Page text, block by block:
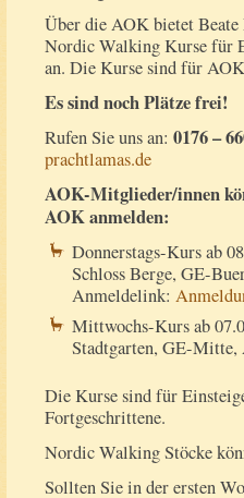
Über die AOK bietet Beate
Nordic Walking Kurse für
an. Die Kurse sind für
Es sind noch Plätze frei!
Rufen Sie uns an: 0176 –
prachtlamas.de
AOK-Mitglieder/innen
AOK anmelden:
Donnerstags-Kurs ab
Schloss Berge, GE-
Anmeldelink:
Mittwochs-Kurs ab
Stadtgarten, GE-
Die Kurse sind für
Fortgeschrittene.
Nordic Walking Stöcke
Sollten Sie in der ersten